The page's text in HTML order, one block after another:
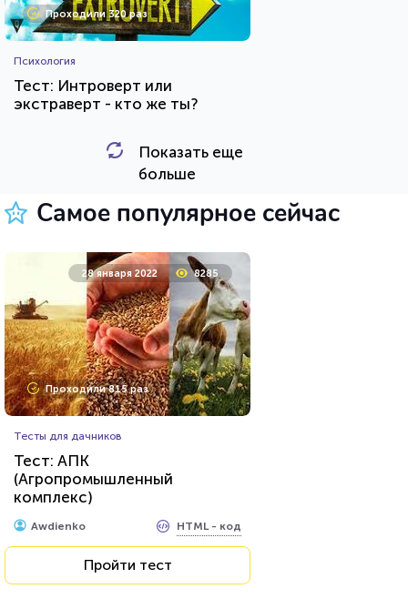
Проходили 320 раз
Психология
Тест: Интроверт или
экстраверт - кто же ты?
HTML - код
11 мая 2020 36723
Проходили 9897 раз
Тест на знание советского
фильма «Иван Васильевич
меняет профессию»
Пройти тест
Показать еще
больше
Самое популярное сейчас
28 января 2022 8285
Проходили 815 раз
Тесты для дачников
Тест: АПК
(Агропромышленный
комплекс)
Awdienko HTML - код
Пройти тест